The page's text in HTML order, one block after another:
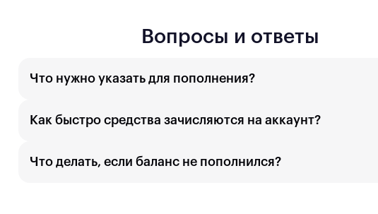
Вопросы и ответы
Что нужно указать для пополнения?
Как быстро средства зачисляются на аккаунт?
Что делать, если баланс не пополнился?